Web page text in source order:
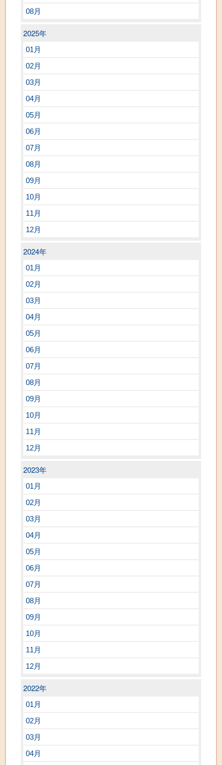
08月
2025年
01月
02月
03月
04月
05月
06月
07月
08月
09月
10月
11月
12月
2024年
01月
02月
03月
04月
05月
06月
07月
08月
09月
10月
11月
12月
2023年
01月
02月
03月
04月
05月
06月
07月
08月
09月
10月
11月
12月
2022年
01月
02月
03月
04月